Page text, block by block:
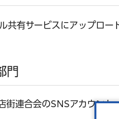
共有サービスにアップロ
門
街連合会のSNSアカウント